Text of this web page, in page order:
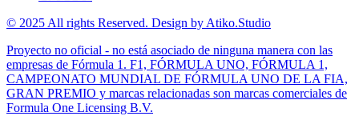
© 2025 All rights Reserved. Design by Atiko.Studio
Proyecto no oficial - no está asociado de ninguna manera con las
empresas de Fórmula 1. F1, FÓRMULA UNO, FÓRMULA 1,
CAMPEONATO MUNDIAL DE FÓRMULA UNO DE LA FIA,
GRAN PREMIO y marcas relacionadas son marcas comerciales de
Formula One Licensing B.V.